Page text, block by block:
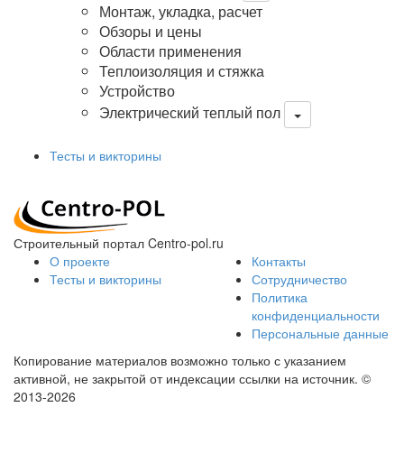
Монтаж, укладка, расчет
Обзоры и цены
Области применения
Теплоизоляция и стяжка
Устройство
Электрический теплый пол
Тесты и викторины
Строительный портал Centro-pol.ru
О проекте
Тесты и викторины
Контакты
Сотрудничество
Политика
конфиденциальности
Персональные данные
Копирование материалов возможно только с указанием
активной, не закрытой от индексации ссылки на источник. ©
2013-2026